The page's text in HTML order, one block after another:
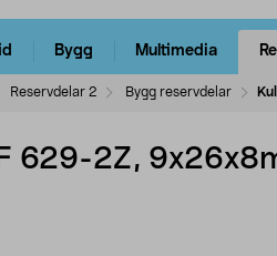
Bygg Multimedia
Reservdelar 2 Bygg reservdelar
629-2Z,